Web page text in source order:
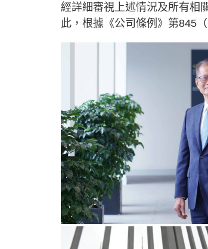
經詳細審視上述情況及所有相
此，根據《公司條例》第845